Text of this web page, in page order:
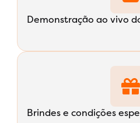
Demonstração ao vivo
Brindes e condições